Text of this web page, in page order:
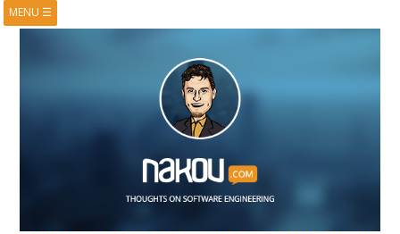
MENU ☰